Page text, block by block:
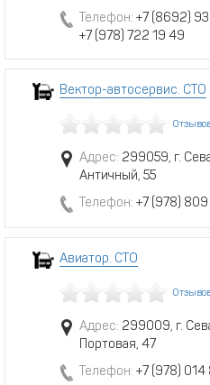
Телефон: +7 (8692)
+7 (978) 722 19 49
Вектор-автосервис. СТО
Адрес: 299059, г.
Античный, 55
Телефон: +7 (978)
Авиатор. СТО
Адрес: 299009, г.
Портовая, 47
Телефон: +7 (978) 014